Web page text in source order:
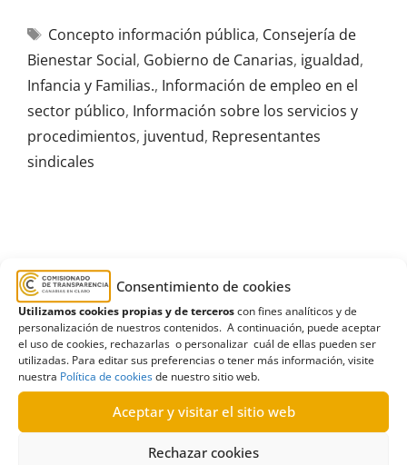
Consentimiento de cookies
Utilizamos cookies propias y de terceroscon fines analíticos y de
personalización de nuestros contenidos. A continuación, puede aceptar
el uso de cookies, rechazarlas o personalizar cuál de ellas pueden ser
utilizadas. Para editar sus preferencias o tener más información, visite
nuestra Política de cookiesde nuestro sitio web.
Aceptar y visitar el sitio web
Rechazar cookies
Concepto información pública, Consejería de
Bienestar Social, Gobierno de Canarias, igualdad,
Infancia y Familias., Información de empleo en el
sector público, Información sobre los servicios y
procedimientos, juventud, Representantes
sindicales
R231/2026
20/05/2026
Solicitud de información al Gobierno de Canarias
relativa a la cesión de trabajadores |Desistimiento